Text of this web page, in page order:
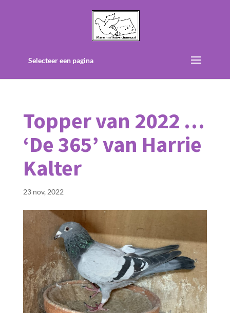
Selecteer een pagina
Topper van 2022 …
‘De 365’ van Harrie
Kalter
23 nov, 2022